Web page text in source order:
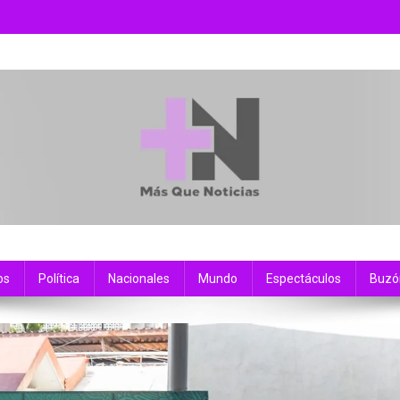
Política Nacionales Mundo Espectáculos